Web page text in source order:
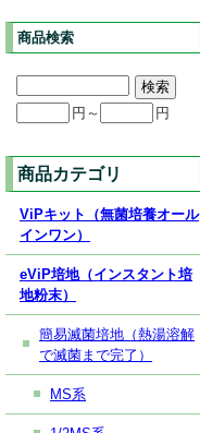
商品検索
円～ 円
商品カテゴリ
ViPキット（無菌培養オール
インワン）
eViP培地（インスタント培
地粉末）
簡易滅菌培地（熱湯溶解
で滅菌まで完了）
MS系